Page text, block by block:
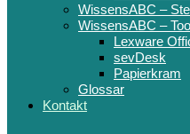
WissensABC –
WissensABC –
Lexware
sevDesk
Papierkram
Glossar
Kontakt